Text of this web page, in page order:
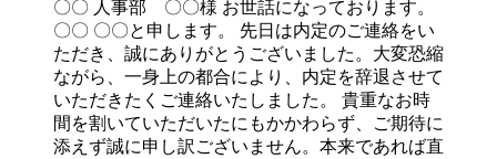
〇〇 人事部 〇〇様 お世話になっております。
〇〇 〇〇と申します。 先日は内定のご連絡をい
ただき、誠にありがとうございました。大変恐縮
ながら、一身上の都合により、内定を辞退させて
いただきたくご連絡いたしました。 貴重なお時
間を割いていただいたにもかかわらず、ご期待に
添えず誠に申し訳ございません。本来であれば直